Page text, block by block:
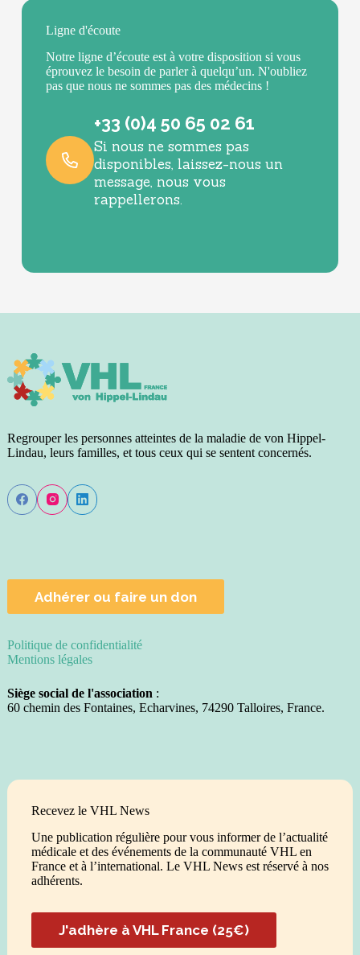
Ligne d'écoute
Notre ligne d’écoute est à votre disposition si vous
éprouvez le besoin de parler à quelqu’un. N'oubliez
pas que nous ne sommes pas des médecins !
+33 (0)4 50 65 02 61
Si nous ne sommes pas
disponibles, laissez-nous un
message, nous vous
rappellerons.
Regrouper les personnes atteintes de la maladie de von Hippel-
Lindau, leurs familles, et tous ceux qui se sentent concernés.
Adhérer ou faire un don
Politique de confidentialité
Mentions légales
Siège social de l'association:
60 chemin des Fontaines, Echarvines, 74290 Talloires, France.
Recevez le VHL News
Une publication régulière pour vous informer de l’actualité
médicale et des événements de la communauté VHL en
France et à l’international. Le VHL News est réservé à nos
adhérents.
J'adhère à VHL France (25€)